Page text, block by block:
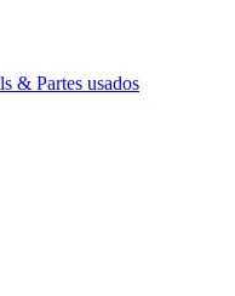
& Partes usados